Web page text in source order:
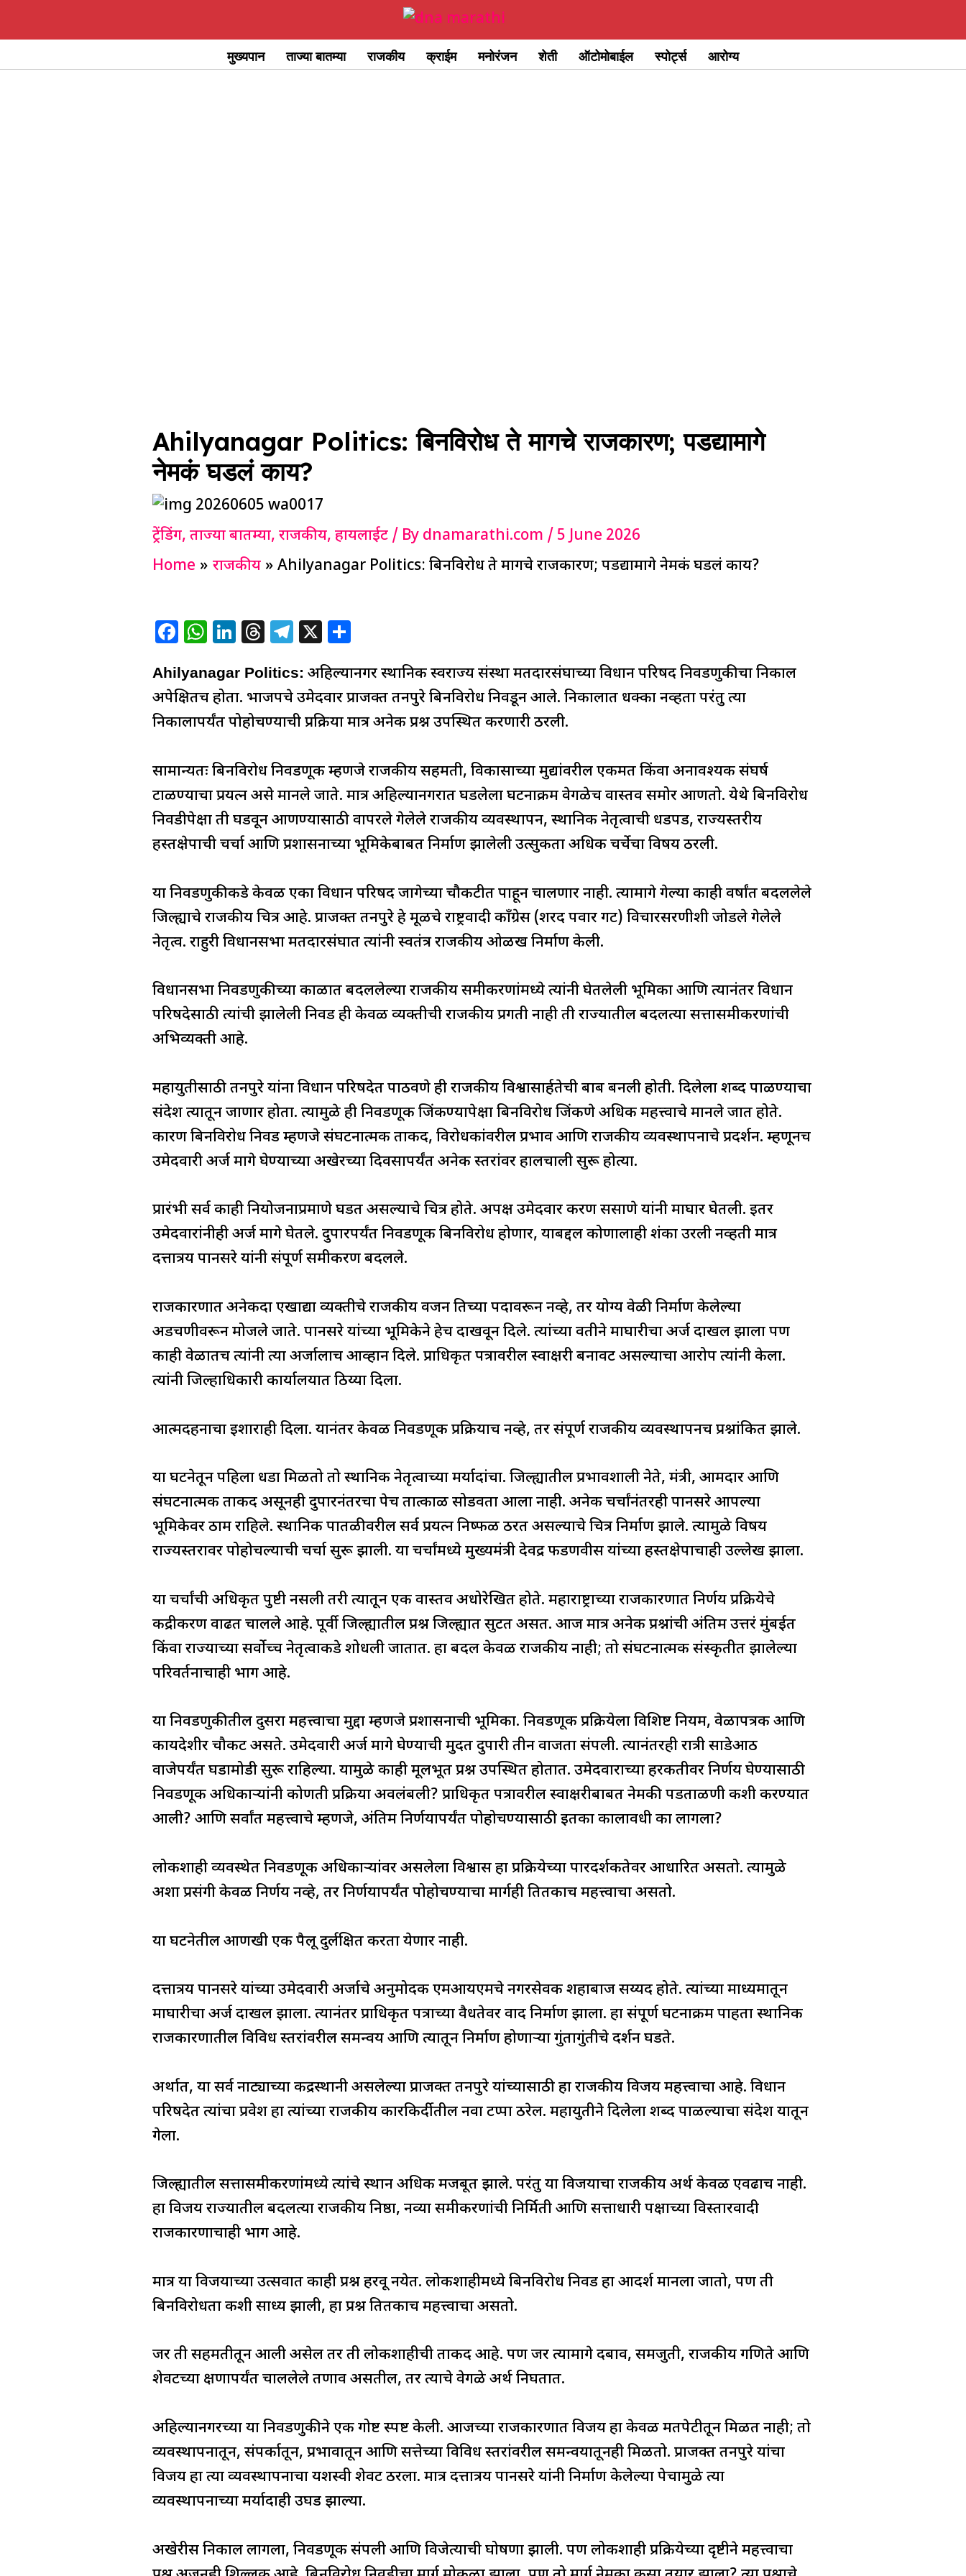
to
मुख्यपान ताज्या बातम्या राजकीय क्राईम मनोरंजन शेती ऑटोमोबाईल स्पोर्ट्स आरोग्य
Ahilyanagar Politics: बिनविरोध ते मागचे राजकारण; पडद्यामागे
नेमकं घडलं काय?
ट्रेंडिंग,ताज्या बातम्या,राजकीय,हायलाईट / By dnamarathi.com / 5 June 2026
Home
राजकीय Ahilyanagar Politics: बिनविरोध ते मागचे राजकारण; पडद्यामागे नेमकं घडलं काय?
F
c
e
b
o
k
W
at
s
A
p
Li
k
e
dI
T
re
a
d
T
e
g
ra
X
ar
e
Ahilyanagar Politics: अहिल्यानगर स्थानिक स्वराज्य संस्था मतदारसंघाच्या विधान परिषद निवडणुकीचा निकाल
अपेक्षितच होता. भाजपचे उमेदवार प्राजक्त तनपुरे बिनविरोध निवडून आले. निकालात धक्का नव्हता परंतु त्या
निकालापर्यंत पोहोचण्याची प्रक्रिया मात्र अनेक प्रश्न उपस्थित करणारी ठरली.
सामान्यतः बिनविरोध निवडणूक म्हणजे राजकीय सहमती, विकासाच्या मुद्यांवरील एकमत किंवा अनावश्यक संघर्ष
टाळण्याचा प्रयत्न असे मानले जाते. मात्र अहिल्यानगरात घडलेला घटनाक्रम वेगळेच वास्तव समोर आणतो. येथे बिनविरोध
निवडीपेक्षा ती घडवून आणण्यासाठी वापरले गेलेले राजकीय व्यवस्थापन, स्थानिक नेतृत्वाची धडपड, राज्यस्तरीय
हस्तक्षेपाची चर्चा आणि प्रशासनाच्या भूमिकेबाबत निर्माण झालेली उत्सुकता अधिक चर्चेचा विषय ठरली.
या निवडणुकीकडे केवळ एका विधान परिषद जागेच्या चौकटीत पाहून चालणार नाही. त्यामागे गेल्या काही वर्षांत बदललेले
जिल्ह्याचे राजकीय चित्र आहे. प्राजक्त तनपुरे हे मूळचे राष्ट्रवादी काँग्रेस (शरद पवार गट) विचारसरणीशी जोडले गेलेले
नेतृत्व. राहुरी विधानसभा मतदारसंघात त्यांनी स्वतंत्र राजकीय ओळख निर्माण केली.
विधानसभा निवडणुकीच्या काळात बदललेल्या राजकीय समीकरणांमध्ये त्यांनी घेतलेली भूमिका आणि त्यानंतर विधान
परिषदेसाठी त्यांची झालेली निवड ही केवळ व्यक्तीची राजकीय प्रगती नाही ती राज्यातील बदलत्या सत्तासमीकरणांची
अभिव्यक्ती आहे.
महायुतीसाठी तनपुरे यांना विधान परिषदेत पाठवणे ही राजकीय विश्वासार्हतेची बाब बनली होती. दिलेला शब्द पाळण्याचा
संदेश त्यातून जाणार होता. त्यामुळे ही निवडणूक जिंकण्यापेक्षा बिनविरोध जिंकणे अधिक महत्त्वाचे मानले जात होते.
कारण बिनविरोध निवड म्हणजे संघटनात्मक ताकद, विरोधकांवरील प्रभाव आणि राजकीय व्यवस्थापनाचे प्रदर्शन. म्हणूनच
उमेदवारी अर्ज मागे घेण्याच्या अखेरच्या दिवसापर्यंत अनेक स्तरांवर हालचाली सुरू होत्या.
प्रारंभी सर्व काही नियोजनाप्रमाणे घडत असल्याचे चित्र होते. अपक्ष उमेदवार करण ससाणे यांनी माघार घेतली. इतर
उमेदवारांनीही अर्ज मागे घेतले. दुपारपर्यंत निवडणूक बिनविरोध होणार, याबद्दल कोणालाही शंका उरली नव्हती मात्र
दत्तात्रय पानसरे यांनी संपूर्ण समीकरण बदलले.
राजकारणात अनेकदा एखाद्या व्यक्तीचे राजकीय वजन तिच्या पदावरून नव्हे, तर योग्य वेळी निर्माण केलेल्या
अडचणीवरून मोजले जाते. पानसरे यांच्या भूमिकेने हेच दाखवून दिले. त्यांच्या वतीने माघारीचा अर्ज दाखल झाला पण
काही वेळातच त्यांनी त्या अर्जालाच आव्हान दिले. प्राधिकृत पत्रावरील स्वाक्षरी बनावट असल्याचा आरोप त्यांनी केला.
त्यांनी जिल्हाधिकारी कार्यालयात ठिय्या दिला.
आत्मदहनाचा इशाराही दिला. यानंतर केवळ निवडणूक प्रक्रियाच नव्हे, तर संपूर्ण राजकीय व्यवस्थापनच प्रश्नांकित झाले.
या घटनेतून पहिला धडा मिळतो तो स्थानिक नेतृत्वाच्या मर्यादांचा. जिल्ह्यातील प्रभावशाली नेते, मंत्री, आमदार आणि
संघटनात्मक ताकद असूनही दुपारनंतरचा पेच तात्काळ सोडवता आला नाही. अनेक चर्चांनंतरही पानसरे आपल्या
भूमिकेवर ठाम राहिले. स्थानिक पातळीवरील सर्व प्रयत्न निष्फळ ठरत असल्याचे चित्र निर्माण झाले. त्यामुळे विषय
राज्यस्तरावर पोहोचल्याची चर्चा सुरू झाली. या चर्चांमध्ये मुख्यमंत्री देवेंद्र फडणवीस यांच्या हस्तक्षेपाचाही उल्लेख झाला.
या चर्चांची अधिकृत पुष्टी नसली तरी त्यातून एक वास्तव अधोरेखित होते. महाराष्ट्राच्या राजकारणात निर्णय प्रक्रियेचे
केंद्रीकरण वाढत चालले आहे. पूर्वी जिल्ह्यातील प्रश्न जिल्ह्यात सुटत असत. आज मात्र अनेक प्रश्नांची अंतिम उत्तरं मुंबईत
किंवा राज्याच्या सर्वोच्च नेतृत्वाकडे शोधली जातात. हा बदल केवळ राजकीय नाही; तो संघटनात्मक संस्कृतीत झालेल्या
परिवर्तनाचाही भाग आहे.
या निवडणुकीतील दुसरा महत्त्वाचा मुद्दा म्हणजे प्रशासनाची भूमिका. निवडणूक प्रक्रियेला विशिष्ट नियम, वेळापत्रक आणि
कायदेशीर चौकट असते. उमेदवारी अर्ज मागे घेण्याची मुदत दुपारी तीन वाजता संपली. त्यानंतरही रात्री साडेआठ
वाजेपर्यंत घडामोडी सुरू राहिल्या. यामुळे काही मूलभूत प्रश्न उपस्थित होतात. उमेदवाराच्या हरकतीवर निर्णय घेण्यासाठी
निवडणूक अधिकाऱ्यांनी कोणती प्रक्रिया अवलंबली? प्राधिकृत पत्रावरील स्वाक्षरीबाबत नेमकी पडताळणी कशी करण्यात
आली? आणि सर्वांत महत्त्वाचे म्हणजे, अंतिम निर्णयापर्यंत पोहोचण्यासाठी इतका कालावधी का लागला?
लोकशाही व्यवस्थेत निवडणूक अधिकाऱ्यांवर असलेला विश्वास हा प्रक्रियेच्या पारदर्शकतेवर आधारित असतो. त्यामुळे
अशा प्रसंगी केवळ निर्णय नव्हे, तर निर्णयापर्यंत पोहोचण्याचा मार्गही तितकाच महत्त्वाचा असतो.
या घटनेतील आणखी एक पैलू दुर्लक्षित करता येणार नाही.
दत्तात्रय पानसरे यांच्या उमेदवारी अर्जाचे अनुमोदक एमआयएमचे नगरसेवक शहाबाज सय्यद होते. त्यांच्या माध्यमातून
माघारीचा अर्ज दाखल झाला. त्यानंतर प्राधिकृत पत्राच्या वैधतेवर वाद निर्माण झाला. हा संपूर्ण घटनाक्रम पाहता स्थानिक
राजकारणातील विविध स्तरांवरील समन्वय आणि त्यातून निर्माण होणाऱ्या गुंतागुंतीचे दर्शन घडते.
अर्थात, या सर्व नाट्याच्या केंद्रस्थानी असलेल्या प्राजक्त तनपुरे यांच्यासाठी हा राजकीय विजय महत्त्वाचा आहे. विधान
परिषदेत त्यांचा प्रवेश हा त्यांच्या राजकीय कारकिर्दीतील नवा टप्पा ठरेल. महायुतीने दिलेला शब्द पाळल्याचा संदेश यातून
गेला.
जिल्ह्यातील सत्तासमीकरणांमध्ये त्यांचे स्थान अधिक मजबूत झाले. परंतु या विजयाचा राजकीय अर्थ केवळ एवढाच नाही.
हा विजय राज्यातील बदलत्या राजकीय निष्ठा, नव्या समीकरणांची निर्मिती आणि सत्ताधारी पक्षाच्या विस्तारवादी
राजकारणाचाही भाग आहे.
मात्र या विजयाच्या उत्सवात काही प्रश्न हरवू नयेत. लोकशाहीमध्ये बिनविरोध निवड हा आदर्श मानला जातो, पण ती
बिनविरोधता कशी साध्य झाली, हा प्रश्न तितकाच महत्त्वाचा असतो.
जर ती सहमतीतून आली असेल तर ती लोकशाहीची ताकद आहे. पण जर त्यामागे दबाव, समजुती, राजकीय गणिते आणि
शेवटच्या क्षणापर्यंत चाललेले तणाव असतील, तर त्याचे वेगळे अर्थ निघतात.
अहिल्यानगरच्या या निवडणुकीने एक गोष्ट स्पष्ट केली. आजच्या राजकारणात विजय हा केवळ मतपेटीतून मिळत नाही; तो
व्यवस्थापनातून, संपर्कातून, प्रभावातून आणि सत्तेच्या विविध स्तरांवरील समन्वयातूनही मिळतो. प्राजक्त तनपुरे यांचा
विजय हा त्या व्यवस्थापनाचा यशस्वी शेवट ठरला. मात्र दत्तात्रय पानसरे यांनी निर्माण केलेल्या पेचामुळे त्या
व्यवस्थापनाच्या मर्यादाही उघड झाल्या.
अखेरीस निकाल लागला, निवडणूक संपली आणि विजेत्याची घोषणा झाली. पण लोकशाही प्रक्रियेच्या दृष्टीने महत्त्वाचा